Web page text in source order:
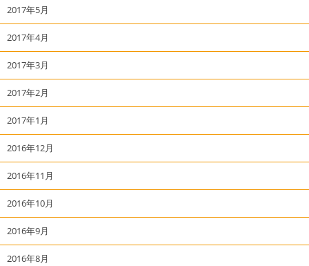
2017年5月
2017年4月
2017年3月
2017年2月
2017年1月
2016年12月
2016年11月
2016年10月
2016年9月
2016年8月